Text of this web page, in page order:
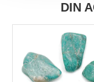
DIN